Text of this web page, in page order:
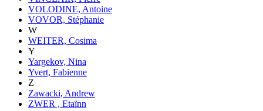
VOLODINE, Antoine
VOVOR, Stéphanie
W
WEITER, Cosima
Y
Yargekov, Nina
Yvert, Fabienne
Z
Zawacki, Andrew
ZWER , Etaïnn